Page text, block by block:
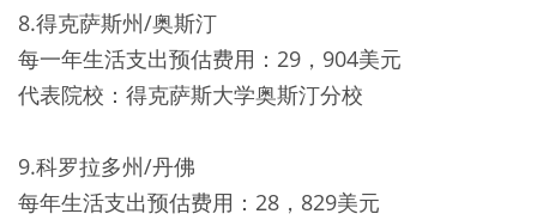
8.得克萨斯州/奥斯汀
每一年生活支出预估费用：29，904美元
代表院校：得克萨斯大学奥斯汀分校
9.科罗拉多州/丹佛
每年生活支出预估费用：28，829美元